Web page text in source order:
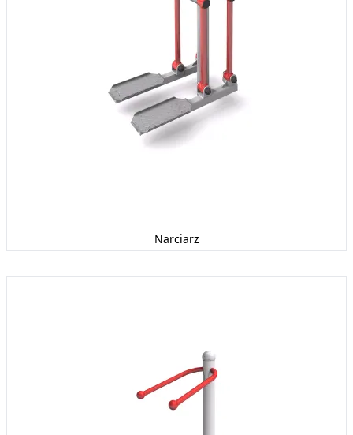
Narciarz